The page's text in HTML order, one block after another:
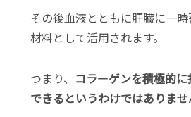
その後血液とともに肝臓に一
材料として活用されます。
つまり、 コラーゲンを積極的
できるというわけではありま